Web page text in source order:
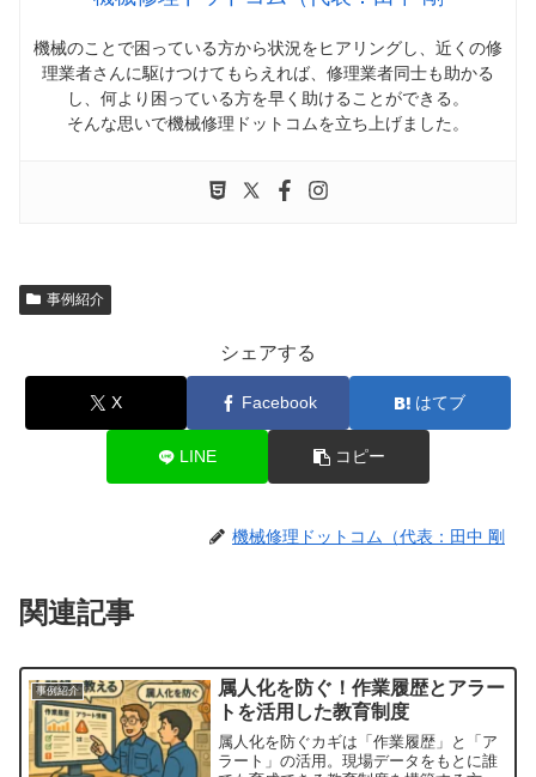
機械のことで困っている方から状況をヒアリングし、近くの修
理業者さんに駆けつけてもらえれば、修理業者同士も助かる
し、何より困っている方を早く助けることができる。
そんな思いで機械修理ドットコムを立ち上げました。
事例紹介
シェアする
X Facebook はてブ
LINE コピー
機械修理ドットコム（代表：田中 剛
関連記事
事例紹介
属人化を防ぐ！作業履歴とアラー
トを活用した教育制度
属人化を防ぐカギは「作業履歴」と「ア
ラート」の活用。現場データをもとに誰